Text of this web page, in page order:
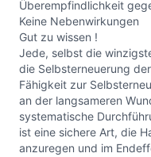
Überempfindlichkeit
Keine Nebenwirkungen
Gut zu wissen !
Jede, selbst die
die Selbsterneuerung
Fähigkeit zur
an der langsameren
systematische
ist eine sichere Art, die
anzuregen und im